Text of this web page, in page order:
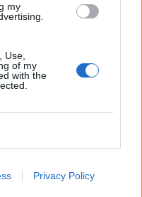
my
Use,
of my
with the
Privacy Policy